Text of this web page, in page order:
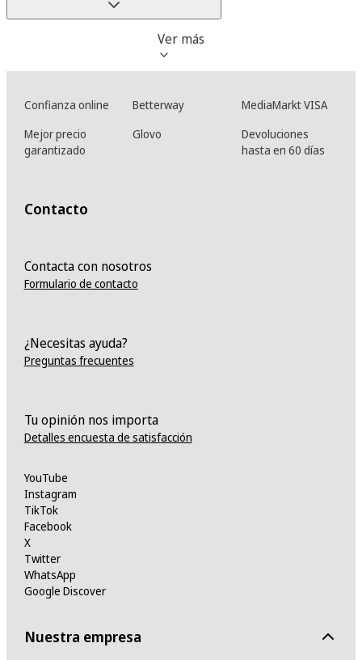
Ver más
Confianza online Betterway
MediaMarkt VISA
Mejor precio
garantizado
Glovo
Devoluciones
hasta en 60 días
Contacto
Contacta con nosotros
Formulario de contacto
¿Necesitas ayuda?
Preguntas frecuentes
Tu opinión nos importa
Detalles encuesta de satisfacción
YouTube
Instagram
TikTok
Facebook
X
Twitter
WhatsApp
Google Discover
Nuestra empresa